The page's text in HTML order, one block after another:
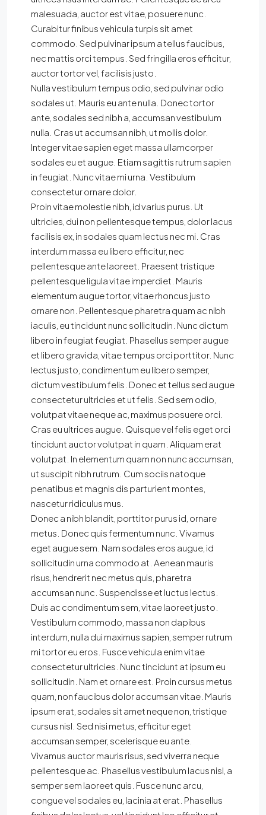
malesuada, auctor est vitae, posuere nunc.
Curabitur finibus vehicula turpis sit amet
commodo. Sed pulvinar ipsum a tellus faucibus,
nec mattis orci tempus. Sed fringilla eros efficitur,
auctor tortor vel, facilisis justo.
Nulla vestibulum tempus odio, sed pulvinar odio
sodales ut. Mauris eu ante nulla. Donec tortor
ante, sodales sed nibh a, accumsan vestibulum
nulla. Cras ut accumsan nibh, ut mollis dolor.
Integer vitae sapien eget massa ullamcorper
sodales eu et augue. Etiam sagittis rutrum sapien
in feugiat. Nunc vitae mi urna. Vestibulum
consectetur ornare dolor.
Proin vitae molestie nibh, id varius purus. Ut
ultricies, dui non pellentesque tempus, dolor lacus
facilisis ex, in sodales quam lectus nec mi. Cras
interdum massa eu libero efficitur, nec
pellentesque ante laoreet. Praesent tristique
pellentesque ligula vitae imperdiet. Mauris
elementum augue tortor, vitae rhoncus justo
ornare non. Pellentesque pharetra quam ac nibh
iaculis, eu tincidunt nunc sollicitudin. Nunc dictum
libero in feugiat feugiat. Phasellus semper augue
et libero gravida, vitae tempus orci porttitor. Nunc
lectus justo, condimentum eu libero semper,
dictum vestibulum felis. Donec et tellus sed augue
consectetur ultricies et ut felis. Sed sem odio,
volutpat vitae neque ac, maximus posuere orci.
Cras eu ultrices augue. Quisque vel felis eget orci
tincidunt auctor volutpat in quam. Aliquam erat
volutpat. In elementum quam non nunc accumsan,
ut suscipit nibh rutrum. Cum sociis natoque
penatibus et magnis dis parturient montes,
nascetur ridiculus mus.
Donec a nibh blandit, porttitor purus id, ornare
metus. Donec quis fermentum nunc. Vivamus
eget augue sem. Nam sodales eros augue, id
sollicitudin urna commodo at. Aenean mauris
risus, hendrerit nec metus quis, pharetra
accumsan nunc. Suspendisse et luctus lectus.
Duis ac condimentum sem, vitae laoreet justo.
Vestibulum commodo, massa non dapibus
interdum, nulla dui maximus sapien, semper rutrum
mi tortor eu eros. Fusce vehicula enim vitae
consectetur ultricies. Nunc tincidunt at ipsum eu
sollicitudin. Nam et ornare est. Proin cursus metus
quam, non faucibus dolor accumsan vitae. Mauris
ipsum erat, sodales sit amet neque non, tristique
cursus nisl. Sed nisi metus, efficitur eget
accumsan semper, scelerisque eu ante.
Vivamus auctor mauris risus, sed viverra neque
pellentesque ac. Phasellus vestibulum lacus nisl, a
semper sem laoreet quis. Fusce nunc arcu,
congue vel sodales eu, lacinia at erat. Phasellus